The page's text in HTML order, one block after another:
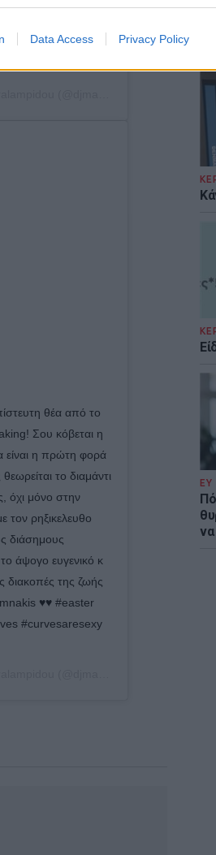
Data Access Privacy Policy
ΕΥ
να
1 Μάι,
θέα από το
Σου κόβεται η
είναι η πρώτη φορά
το διαμάντι
όχι μόνο στην
ρηξικελευθο
διάσημους
άψογο ευγενικό κ
διακοπές της ζωής
♥️♥️ #easter
#curvesaresexy